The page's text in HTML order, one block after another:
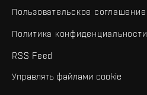
Пользовательское соглашение
Политика конфиденциальности
RSS Feed
Управлять файлами cookie